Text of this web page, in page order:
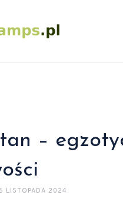
–
6 LISTOPADA 2024